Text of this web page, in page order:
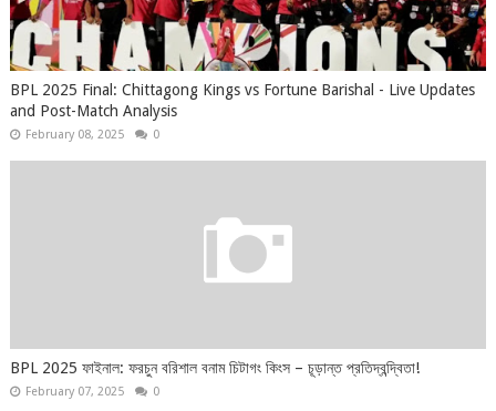
BPL 2025 Final: Chittagong Kings vs Fortune Barishal - Live Updates
and Post-Match Analysis
February 08, 2025 0
BPL 2025 ফাইনাল: ফরচুন বরিশাল বনাম চিটাগং কিংস – চূড়ান্ত প্রতিদ্বন্দ্বিতা!
February 07, 2025 0